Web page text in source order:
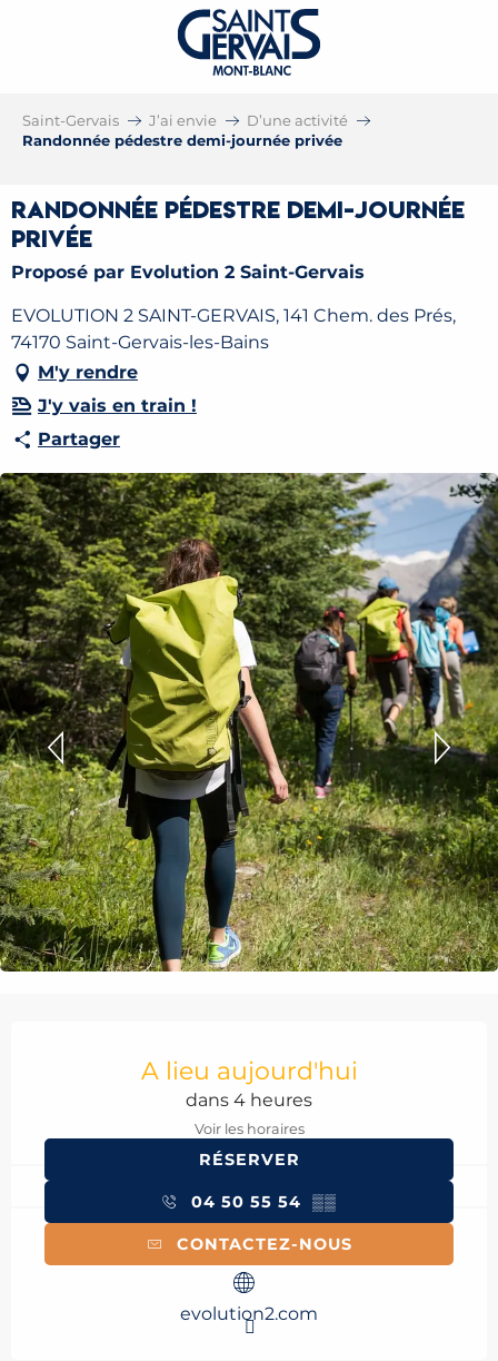
Saint-Gervais J’ai envie
D’une activité
Randonnée pédestre demi-journée privée
Randonnée pédestre demi-journée
privée
Proposé par Evolution 2 Saint-Gervais
EVOLUTION 2 SAINT-GERVAIS, 141 Chem. des Prés,
74170 Saint-Gervais-les-Bains
M'y rendre
J'y vais en train !
Partager
A lieu aujourd'hui
dans 4 heures
Voir les horaires
RÉSERVER
04 50 55 54 ▒▒
CONTACTEZ-NOUS
evolution2.com